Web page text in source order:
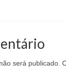
será publicado.